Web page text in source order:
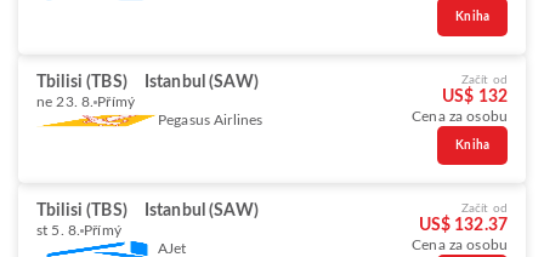
Kniha
Tbilisi (TBS) Istanbul (SAW)
ne 23. 8. Přímý
Pegasus Airlines
Začít od
US$ 132
Cena za osobu
Kniha
Tbilisi (TBS) Istanbul (SAW)
st 5. 8. Přímý
AJet
Začít od
US$ 132.37
Cena za osobu